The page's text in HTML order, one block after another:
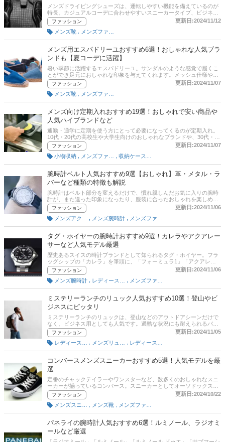
メンズドライビングシューズは、運転しやすい機能を備えているのが
特長。カジュアルコーデに合わせやすいスニーカータイプ、ビジネス
シーンで使えるシンプルなデザインなど、さまざまなアイテムがあり
ます。この記事では、メンズドライビングシューズの選び方とおすす
め商品をご紹介します。プーマやアディダスなどの人気ブランドを厳
選しました。後半には、比較一覧表や通販サイトの最新人気ランキン
グもあるので、売れ筋や口コミとあわせてチェックしてみてくださ
い。
ファッション
更新日:2024/11/12
メンズ靴
メンズ用エスパドリーユおすすめ6選！おしゃれな人気ブラ
ンドも【夏コーデに活躍】
暑い季節に活躍するエスパドリーユ。サンダルのような感覚で履くこ
とができ足元におしゃれな印象を与えてくれます。メッシュ仕様や麻
のソールになっているものが多く、スリッポンのような感覚で夏にぴ
ったりのデザイン。そこでここでは、メンズ用エスパドリーユの選び
方とおすすめ商品を紹介します。超軽量モデルや人気ブランドもピッ
クアップ。後半には、比較一覧表や通販サイトの最新人気ランキング
もあるので、売れ筋や口コミとあわせてチェックしてみてください。
ファッション
更新日:2024/11/07
メンズ靴
メンズ向け定期入れおすすめ19選！おしゃれで安い商品や
人気ハイブランドなど
通勤・通学に定期を使う方にとって必要になってくるのが定期入れ。
10代・20代の高校生や大学生向けのおしゃれなブランドや、30代・40
代の社会人におすすめのハイブランド本革など種類は様々。そこでこ
の記事では、メンズ向け定期入れの選び方とおすすめ商品を紹介しま
す。プレゼント向けの高級品やタフに使える安い商品もピックアッ
プ。後半には、比較一覧表や通販サイトの最新人気ランキングもある
ので、売れ筋や口コミとあわせてチェックしてみてください。
ファッション
更新日:2024/11/07
小物収納
腕時計ベルト人気おすすめ9選【おしゃれ】革・メタル・ラ
バーなど種類の特徴も解説
腕時計はベルト部分を変えるだけで、慣れ親しんだお気に入りの腕時
計が、また違った印象になったり、服装に合ったおしゃれを楽しめま
す本記事では、『monoマガジン』元編集長の土居輝彦さんに腕時計ベ
ルトのおすすめ商品と選び方を教えてもらいました。種類も、メッシ
ュベルトやメタルベルト、レザーベルト（革ベルト）、ラバーベル
ト、ナイロンベルトなどさまざまで、有名メーカーのほとんどの高級
腕時計がベルト交換を楽しめます。記事後半には通販サイトの最新人
気ランキングのリンクもあるので、売れ筋や口コミも確認してみてく
ださい。
ファッション
更新日:2024/11/06
メンズ腕時計
タグ・ホイヤーの腕時計おすすめ9選！カレラやアクアレー
サーなど人気モデル厳選
歴史あるスイスの時計ブランドとして知られるタグ・ホイヤー。フラ
ッグシップの「カレラ」を筆頭に、「フォーミュラ1」「アクアレー
サー」「オータヴィア」「モナコ」「リンク」「コネクテッド」のコ
レクションがあります。そこでこの記事では、タグ・ホイヤーの腕時
計の選び方とおすすめ商品をご紹介します。メンズ・レディースとも
にピックアップしているので参考にしてみてください。後半には、比
較一覧表や通販サイトの最新人気ランキングもあるので、売れ筋や口
コミとあわせてチェックしてみてください。
ファッション
更新日:2024/11/06
メンズ腕時計
ミステリーランチのリュック人気おすすめ10選！登山やビ
ジネスにピッタリ
ミステリーランチのリュックは、登山などのアウトドアシーンだけで
なく、ビジネス用としても人気です。過酷な状況にも耐えられるバッ
グとして、米軍や登山家をはじめ多くの人を魅了しています。この記
事では、元monoマガジン編集長の土居輝彦さんにお話をうかがい、ミ
ステリーランチのリュックの選び方とおすすめ商品、ランキングをご
紹介。記事後半には、通販サイトの最新人気ランキングのリンクがあ
るので、売れ筋や口コミを確認してみてください。
ファッション
更新日:2024/11/05
コンバースメンズスニーカーおすすめ5選！人気モデルを厳
選
定番のチャックテイラーやワンスターなど、数多くのおしゃれなスニ
ーカーが揃っているコンバース。スニーカーとしてオーソドックスで
も、実際に履くとなると、どんな服に合わせていいのかわかりません
よね。本記事では、コンバースのメンズスニーカーの特徴やシリーズ
ごとの種類、そしておすすめ商品を紹介します。スリッポンのローフ
ァータイプや紐タイプ、ハイカットタイプ、厚底タイプ、ゴアテック
ス素材を使った製品など種類はさまざま。好みに合うスニーカーを選
んでみましょう。後半には、比較一覧表や通販サイトの最新人気ラン
キングもあるので、売れ筋や口コミとあわせてチェックしてみてくだ
さい。
ファッション
更新日:2024/10/22
メンズ靴
パネライの腕時計人気おすすめ6選！ルミノール、ラジオミ
ールなど厳選